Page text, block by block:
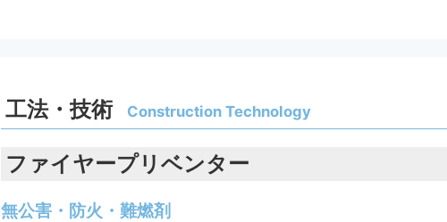
工法・技術 Construction Technology
ファイヤープリベンター
無公害・防火・難燃剤